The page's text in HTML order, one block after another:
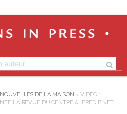
NOUVELLES DE LA MAISON » VIDÉO :
LA REVUE DU CENTRE ALFRED BINET